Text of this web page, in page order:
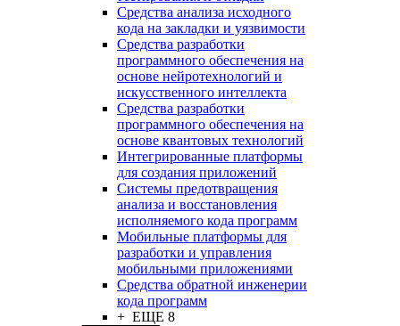
Средства анализа исходного
кода на закладки и уязвимости
Средства разработки
программного обеспечения на
основе нейротехнологий и
искусственного интеллекта
Средства разработки
программного обеспечения на
основе квантовых технологий
Интегрированные платформы
для создания приложений
Системы предотвращения
анализа и восстановления
исполняемого кода программ
Мобильные платформы для
разработки и управления
мобильными приложениями
Средства обратной инженерии
кода программ
+ ЕЩЕ 8